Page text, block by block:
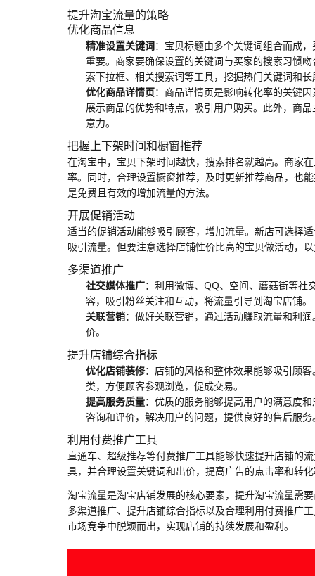
提升淘宝流量的策略
优化商品信息
精准设置关键词：宝贝标题由多个关键词组合而成
重要。商家要确保设置的关键词与买家的搜索习惯
索下拉框、相关搜索词等工具，挖掘热门关键词和
优化商品详情页：商品详情页是影响转化率的关键
展示商品的优势和特点，吸引用户购买。此外，商
意力。
把握上下架时间和橱窗推荐
在淘宝中，宝贝下架时间越快，搜索排名就越高。商家
率。同时，合理设置橱窗推荐，及时更新推荐商品，也
是免费且有效的增加流量的方法。
开展促销活动
适当的促销活动能够吸引顾客，增加流量。新店可选择
吸引流量。但要注意选择店铺性价比高的宝贝做活动，
多渠道推广
社交媒体推广：利用微博、QQ、空间、蘑菇街等社
容，吸引粉丝关注和互动，将流量引导到淘宝店铺。
关联营销：做好关联营销，通过活动赚取流量和利
价。
提升店铺综合指标
优化店铺装修：店铺的风格和整体效果能够吸引顾
类，方便顾客参观浏览，促成交易。
提高服务质量：优质的服务能够提高用户的满意度
咨询和评价，解决用户的问题，提供良好的售后服务
利用付费推广工具
直通车、超级推荐等付费推广工具能够快速提升店铺的
具，并合理设置关键词和出价，提高广告的点击率和转
淘宝流量是淘宝店铺发展的核心要素，提升淘宝流量需
多渠道推广、提升店铺综合指标以及合理利用付费推广
市场竞争中脱颖而出，实现店铺的持续发展和盈利。